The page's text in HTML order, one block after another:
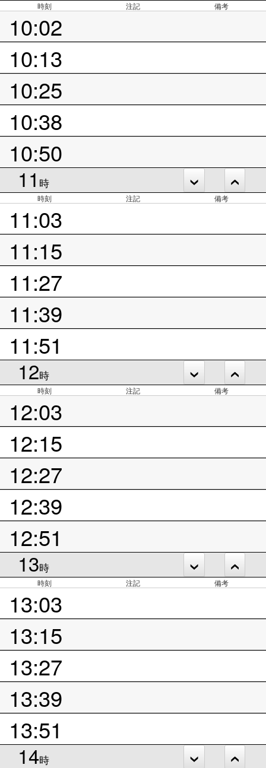
時刻 注記 備考
10:02
10:13
10:25
10:38
10:50
11 時
時刻 注記 備考
11:03
11:15
11:27
11:39
11:51
12時
時刻 注記 備考
12:03
12:15
12:27
12:39
12:51
13時
時刻 注記 備考
13:03
13:15
13:27
13:39
13:51
14時